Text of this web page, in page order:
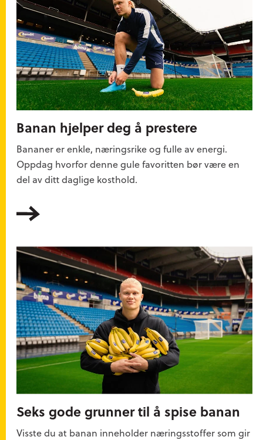
Banan hjelper deg å prestere
Bananer er enkle, næringsrike og fulle av energi.
Oppdag hvorfor denne gule favoritten bør være en
del av ditt daglige kosthold.
Les mer
Seks gode grunner til å spise banan
Visste du at banan inneholder næringsstoffer som gir